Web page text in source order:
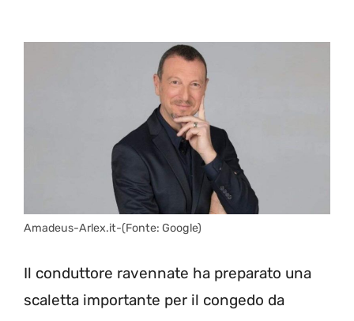
Amadeus-Arlex.it-(Fonte: Google)
Il conduttore ravennate ha preparato una
scaletta importante per il congedo da